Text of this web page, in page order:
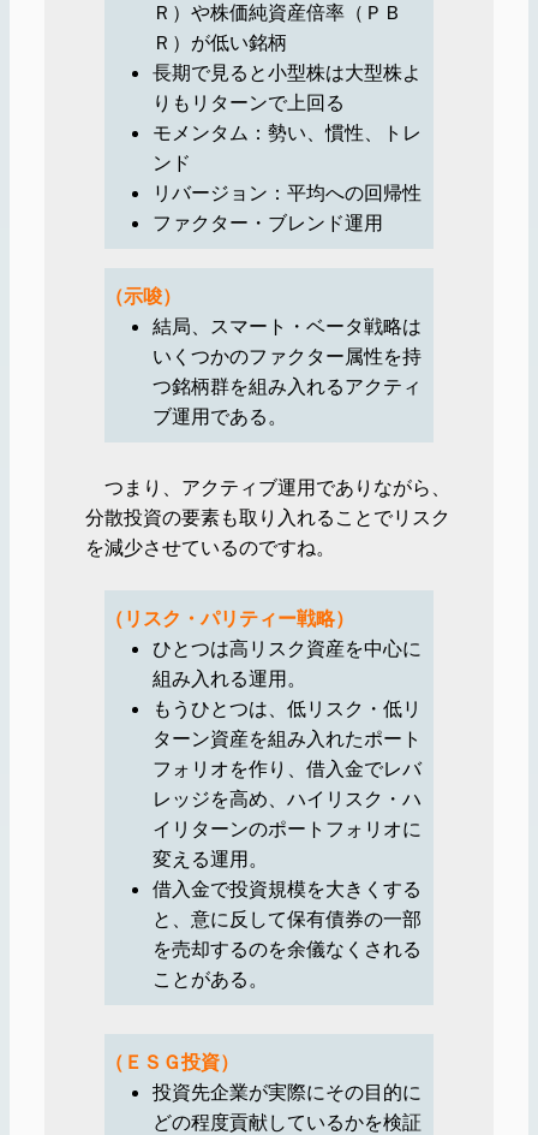
Ｒ）や株価純資産倍率（ＰＢ
Ｒ）が低い銘柄
長期で見ると小型株は大型株よ
りもリターンで上回る
モメンタム：勢い、慣性、トレ
ンド
リバージョン：平均への回帰性
ファクター・ブレンド運用
（示唆）
結局、スマート・ベータ戦略は
いくつかのファクター属性を持
つ銘柄群を組み入れるアクティ
ブ運用である。
つまり、アクティブ運用でありながら、
分散投資の要素も取り入れることでリスク
を減少させているのですね。
（リスク・パリティー戦略）
ひとつは高リスク資産を中心に
組み入れる運用。
もうひとつは、低リスク・低リ
ターン資産を組み入れたポート
フォリオを作り、借入金でレバ
レッジを高め、ハイリスク・ハ
イリターンのポートフォリオに
変える運用。
借入金で投資規模を大きくする
と、意に反して保有債券の一部
を売却するのを余儀なくされる
ことがある。
（ＥＳＧ投資）
投資先企業が実際にその目的に
どの程度貢献しているかを検証